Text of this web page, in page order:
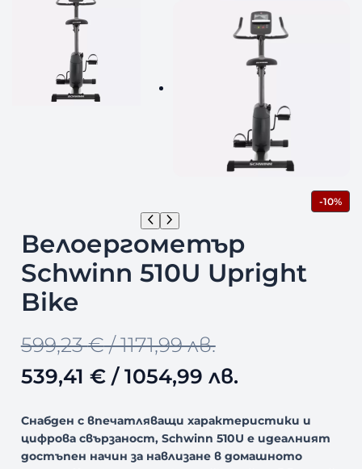
-10%П
Р
Велоергометър
Schwinn 510U Upright
Bike
599,23€/ 1171,99 лв.
O
r
g
539,41 €/ 1054,99 лв.
Т
е
у
Снабден с впечатляващи характеристики и
цифрова свързаност, Schwinn 510U е идеалният
достъпен начин за навлизане в домашното